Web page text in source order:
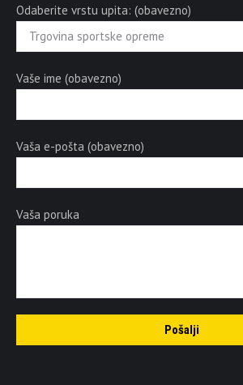
Odaberite vrstu upita: (obavezno)
Vaše ime (obavezno)
Vaša e-pošta (obavezno)
Vaša poruka